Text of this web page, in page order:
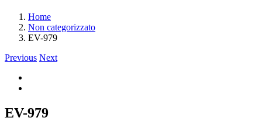
Home
Non categorizzato
EV-979
Previous Next
EV-979